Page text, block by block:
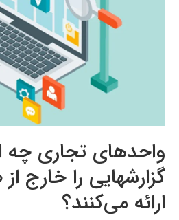
واحدهای تجاری چه
گزارشهایی را خارج
ارائه می‌کنند؟